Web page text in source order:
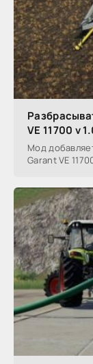
VE 11700 v
Мод
Garant VE